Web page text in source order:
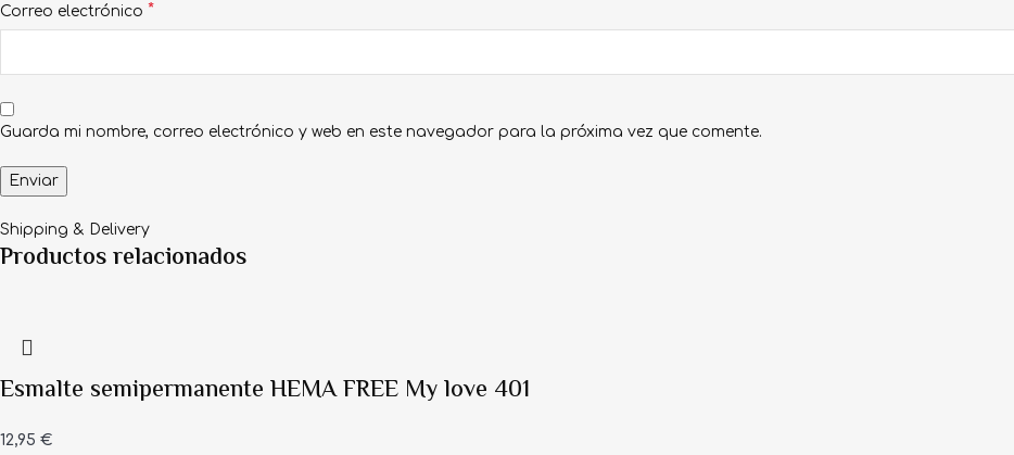
Correo electrónico *
Guarda mi nombre, correo electrónico y web en este navegador para la próxima vez que comente.
Shipping & Delivery
Productos relacionados
Esmalte semipermanente HEMA FREE My love 401
12,95 €